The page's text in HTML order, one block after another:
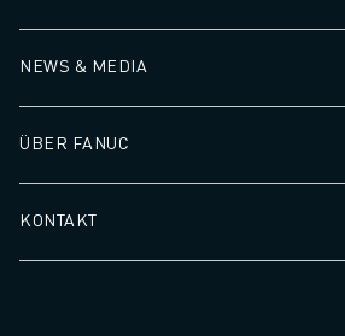
SPS und prozessspezifische Systeme
Systeme. Natürlich ist es auch
Maschinen oder Anlagen mit
sie Industrie-4.0-fähig zu machen.
NEWS & MEDIA
ÜBER FANUC
KONTAKT